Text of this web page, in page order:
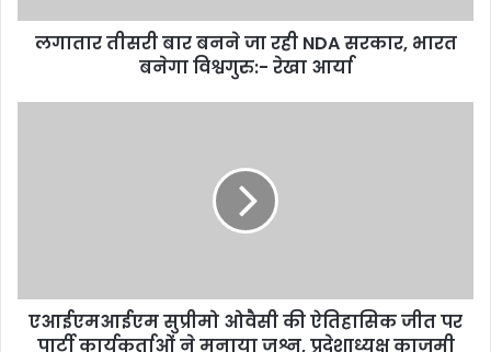
लगातार तीसरी बार बनने जा रही NDA सरकार, भारत
बनेगा विश्वगुरु:- रेखा आर्या
एआईएमआईएम सुप्रीमो ओवैसी की ऐतिहासिक जीत पर
पार्टी कार्यकर्ताओं ने मनाया जश्न, प्रदेशाध्यक्ष काजमी